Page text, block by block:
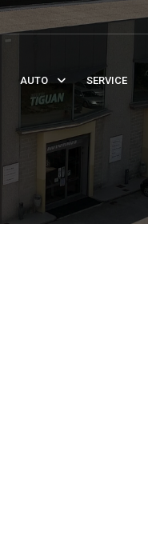
AUTO SERVICE